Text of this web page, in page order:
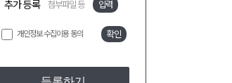
추가 등록 첨부파일 등 입력
개인정보 수집이용 동의 확인